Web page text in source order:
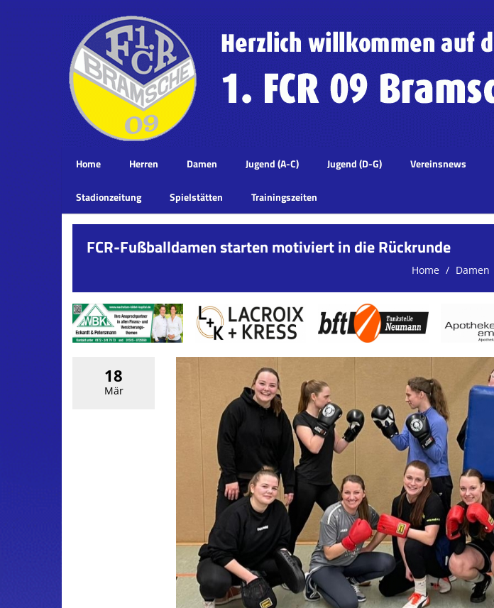
Home Herren Damen Jugend (A-C) Jugend (D-G) Vereinsnews
Stadionzeitung Spielstätten Trainingszeiten
FCR-Fußballdamen starten motiviert in die Rückrunde
Home Damen
18
Mär